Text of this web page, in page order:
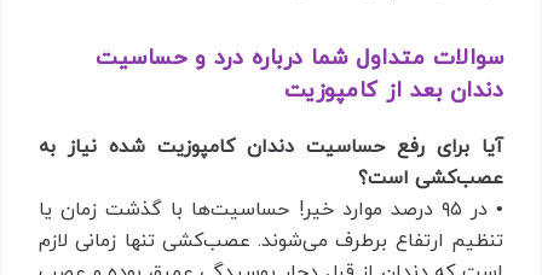
سوالات متداول شما درباره درد و حساسیت
دندان بعد از کامپوزیت
آیا برای رفع حساسیت دندان کامپوزیت شده نیاز به
عصب‌کشی است؟
• در ۹۵ درصد موارد خیر! حساسیت‌ها با گذشت زمان یا
تنظیم ارتفاع برطرف می‌شوند. عصب‌کشی تنها زمانی لازم